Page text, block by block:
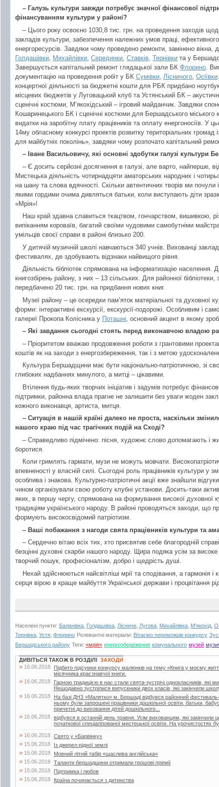
– Галузь культури завжди потребує значної фінансової
фінансуванням культури у районі?
– Цього року освоєно 1030,8 тис. грн. на проведення заходів
закладів культури, забезпечення належних умов праці,
енергоресурсів. Завдяки чому проведено ремонти, замінено вікна,
Голдашівки
Михайлівки Серединки Ставків Тернівки та у
Завершується капітальний ремонт глядацької зали БК Флорино .
документацію на проведення робіт у БК Сумівки Лісничого Осіївки
концертної діяльності за бюджетні кошти для РБК придбано
місцевих бюджетів у Луговацький клуб та Устянський БК –
сценічні костюми, М’якохідський – ігровий майданчик. Завдяки
Кошаринецького БК і сценічні костюми для Бершадського міського
видатки на заробітну плату працівників та оплату енергоносіїв. У
14му обласному конкурсі проектів розвитку територіальних громад
для майбутніх поколінь», завдяки чому розпочато капітальний
– Іване Васильовичу, які основні здобутки галузі культури
– Є досить серйозні досягнення в галузі, але варто, найперше,
Мистецька діяльність чотирнадцяти аматорських народних і
на шану та слова вдячності. Скільки автентичних творів ми
якими гордими очима дивляться батьки, коли виступають діти
«Мрія»!
Наш край здавна славиться ткацтвом, гончарством, вишивкою,
випіканням короваїв, багатий своїми чудовими самобутніми
умільців своєї справи в районі близько 200.
У дитячій музичній школі навчаються 340 учнів. Вихованці
фестивалях, де здобувають відзнаки найвищого рівня.
Діяльність бібліотек спрямована на інформатизацію
книгозбірень району, з них – 13 сільських. Для районної
передбачено 20 тис. грн. на придбання нових книг.
Музеї району – це осередки пам’яток матеріальної та духовної
форми: інтерактивні екскурсії, екскурсії-подорожі. Особливим і
галереї Прокопа Колісника у Поташні , основний акцент в якому
– Які завдання сьогодні стоять перед виконавчою владою
– Пріоритетом вважаю продовження роботи з грантовими
коштів як на заходи з енергозбереження, так і з метою
Культура Бершадщини має бути національно-патріотичною, зі
глибоких надбаннях минулого, а митці – цікавими.
Втілення будь-яких творчих ініціатив і задумів потребує
підтримки, районна влада прагне не залишити без уваги жоден
кожного виконавця, артиста, митця.
– Ситуація в нашій країні далеко не проста, наскільки
нашого краю під час трагічних подій на Сході?
– Справедливо підмічено: пісня, художнє слово допомагають і
боротися.
Коли гримлять гармати, музи не можуть мовчати.
впевненості у власній силі. Сьогодні роль працівників культури у
особлива і знакова. Культурно-патріотичні акції вже знайшли
чином організували свою роботу клубні установи. Досить-таки
яких, в першу чергу, спрямована на формування високої духовної
традиціям українського народу. В районі проводяться заходи, що
формують високосвідомий патріотизм.
– Ваші побажання з нагоди свята працівників культури та
– Сердечно вітаю всіх тих, хто присвятив себе благородній
безцінні духовні скарби нашого народу. Щира подяка усім за
творчий пошук, професіоналізм, добро і щедрість душі.
Нехай здійснюються найсвітліші мрії та сподівання, а гармонія
серця вірою в краще майбуття Української держави і процвітання
Населені пункти: Баланівка Голдашівка Лісниче Лугова Михайлівка М'якохід
Тернівка Устя Флорино Релевантні матеріали: Вітаємо переможців конкурсу
Бершадського району Теги: «мрія» енергозбереження комунального музей
ДИВІТЬСЯ ТАКОЖ В РОЗДІЛІ ЗАХОДИ
» 16.06.2018
Підбито підсумки конкурсу малюнків на тему «Книга у моєму
місячника краєзнавчої книги.
» 16.06.2018
Гарною традицією в нас стали свята-зустрічі однокласників, які
Нещодавно зустрілися випускники двох класів, які закінчили
» 16.06.2018
На базі ДНЗ «Малятко» м. Бершаді відбувся районний
ньому були запрошені працівники дошкільної освіти, батьки,
причетні до виховання дітей дошкільного...
» 16.06.2018 відбувся в останній день травня. Усім вихованцям, які
початкової спеціалізованої мистецької освіти. На урочистостях
» 16.06.2018 Свято у «Барвінку»
» 15.06.2018 Із джерел рідної землі
» 15.06.2018 Мовний літній табір «щаслива англійська»
» 15.06.2018 Таланти бершадщини отримали грошові премії
» 15.06.2018 Підтримка і любов
» 15.06.2018 Країна починається з дитинства